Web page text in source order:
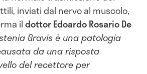
inviati dal nervo al muscolo,
ildottor Edoardo Rosario De
Gravis è una patologia
da una risposta
del recettore per